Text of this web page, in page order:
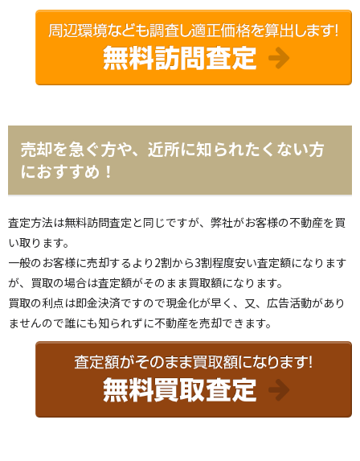
売却を急ぐ方や、近所に知られたくない方
におすすめ！
査定方法は無料訪問査定と同じですが、弊社がお客様の不動産を買
い取ります。
一般のお客様に売却するより2割から3割程度安い査定額になります
が、買取の場合は査定額がそのまま買取額になります。
買取の利点は即金決済ですので現金化が早く、又、広告活動があり
ませんので誰にも知られずに不動産を売却できます。